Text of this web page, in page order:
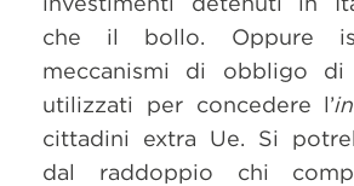
che il bollo. Oppure
meccanismi di obbligo di
utilizzati per concedere l’
cittadini extra Ue. Si
dal raddoppio chi